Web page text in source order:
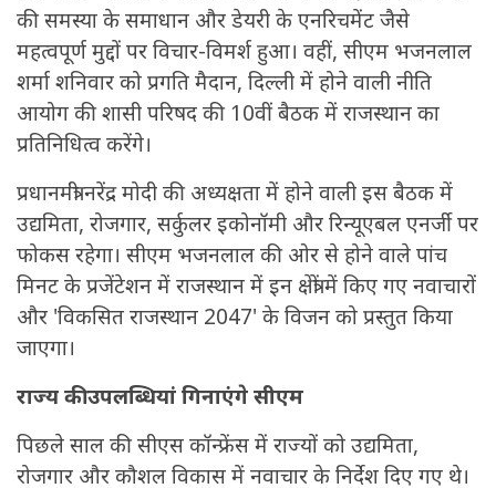
की समस्या के समाधान और डेयरी के एनरिचमेंट जैसे
महत्वपूर्ण मुद्दों पर विचार-विमर्श हुआ। वहीं, सीएम भजनलाल
शर्मा शनिवार को प्रगति मैदान, दिल्ली में होने वाली नीति
आयोग की शासी परिषद की 10वीं बैठक में राजस्थान का
प्रतिनिधित्व करेंगे।
प्रधानमंत्री नरेंद्र मोदी की अध्यक्षता में होने वाली इस बैठक में
उद्यमिता, रोजगार, सर्कुलर इकोनॉमी और रिन्यूएबल एनर्जी पर
फोकस रहेगा। सीएम भजनलाल की ओर से होने वाले पांच
मिनट के प्रजेंटेशन में राजस्थान में इन क्षेत्रों में किए गए नवाचारों
और 'विकसित राजस्थान 2047' के विजन को प्रस्तुत किया
जाएगा।
राज्य की उपलब्धियां गिनाएंगे सीएम
पिछले साल की सीएस कॉन्फ्रेंस में राज्यों को उद्यमिता,
रोजगार और कौशल विकास में नवाचार के निर्देश दिए गए थे।